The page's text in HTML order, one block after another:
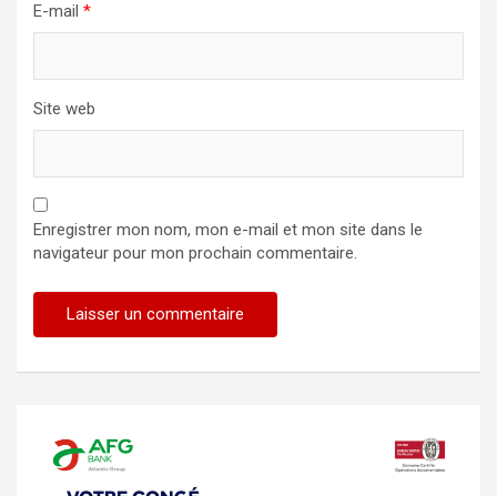
E-mail *
Site web
Enregistrer mon nom, mon e-mail et mon site dans le
navigateur pour mon prochain commentaire.